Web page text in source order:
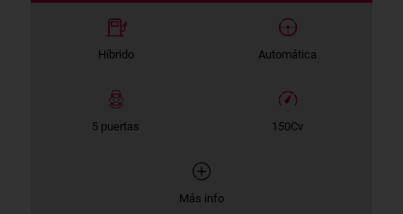
Híbrido Automática
5 puertas 150Cv
Más info